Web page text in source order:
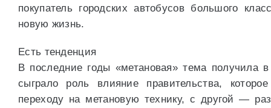
покупатель городских автобусов большого
новую жизнь.
Есть тенденция
В последние годы «метановая» тема получила
сыграло роль влияние правительства,
переходу на метановую технику, с другой —